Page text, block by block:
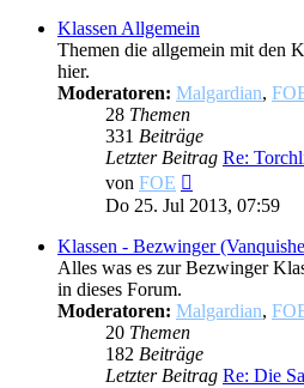
Klassen Allgemein
Themen die allgemein mit den
hier.
Moderatoren: Malgardian,
28 Themen
331 Beiträge
Letzter Beitrag Re:
von FOE
Beitrag
Do 25. Jul 2013, 07:59
Klassen - Bezwinger
Alles was es zur Bezwinger
in dieses Forum.
Moderatoren: Malgardian,
20 Themen
182 Beiträge
Letzter Beitrag Re: Die